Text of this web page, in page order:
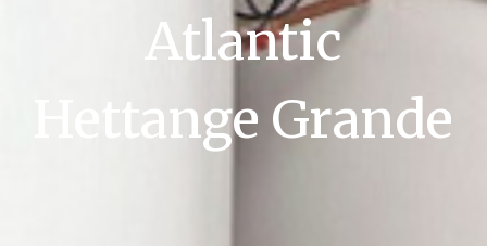
Atlantic
Hettange Grande